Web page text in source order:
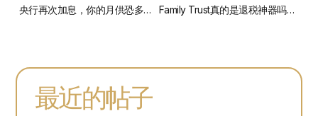
央行再次加息，你的月供恐多出上千！——6月澳洲房贷利率总结
Family Trust真的是退税神器吗？3种操作会让你损失惨重！
最近的帖子